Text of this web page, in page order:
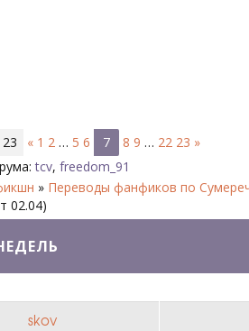
23 « 1 2 … 5 6 7 8 9 … 22 23 »
tcv, freedom_91
» Переводы фанфиков по
02.04)
skov